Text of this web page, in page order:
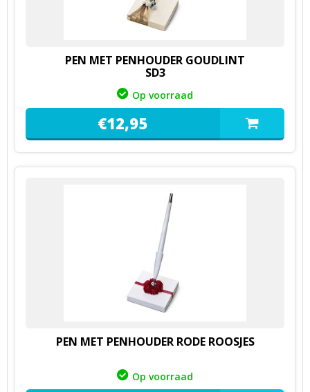
PEN MET PENHOUDER GOUDLINT
SD3
Op voorraad
€12,95
PEN MET PENHOUDER RODE ROOSJES
Op voorraad